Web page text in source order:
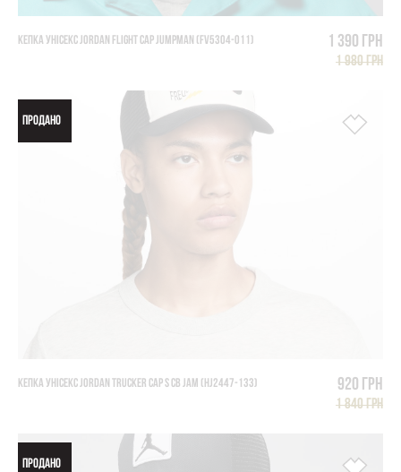
КЕПКА УНІСЕКС JORDAN FLIGHT CAP JUMPMAN (FV5304-011) 1 390 грн
1 980 грн
ПРОДАНО
КЕПКА УНІСЕКС JORDAN TRUCKER CAP S CB JAM (HJ2447-133) 920 грн
1 840 грн
ПРОДАНО